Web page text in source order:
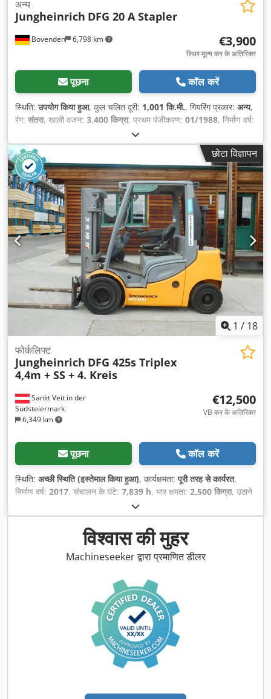
Bovenden 6,798 km
अन्य
Jungheinrich DFG 20 A Stapler
€3,900
स्थिर मूल्य कर के अतिरिक्त
पूछना कॉल करें
स्थिति:उपयोग किया हुआ, कुल चलित दूरी: 1,001 कि.मी., गियरिंग प्रकार: अन्य,
रंग: संतरा, खाली वजन: 3,400 किग्रा, प्रथम पंजीकरण: 01/1988, निर्माण वर्ष:
, भार क्षमता:2,000 किग्रा
छोटा विज्ञापन
1 / 18
Sankt Veit in der
Südsteiermark
6,349 km
फोर्कलिफ्ट
Jungheinrich DFG 425s Triplex
4,4m + SS + 4. Kreis
€12,500
VB कर के अतिरिक्त
पूछना कॉल करें
स्थिति: अच्छी स्थिति (इस्तेमाल किया हुआ), कार्यक्षमता:पूरी तरह से कार्यरत,
निर्माण वर्ष: 2017, संचालन के घंटे: 7,839 h, भार क्षमता: 2,500 किग्रा, उठाने
, ईंधन का प्रकार:
ऊँचाई:2,200 मिमी, शक्ति:44 किलोवाट (59.82 एचपी), उपकरण:ट्रेलर
कप्लिंग, प्रकाश व्यवस्था, साइडशिफ्ट,
विश्वास की मुहर
Machineseeker द्वारा प्रमाणित डीलर